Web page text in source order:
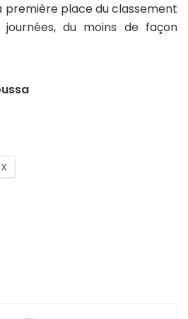
place du classement
du moins de façon
X